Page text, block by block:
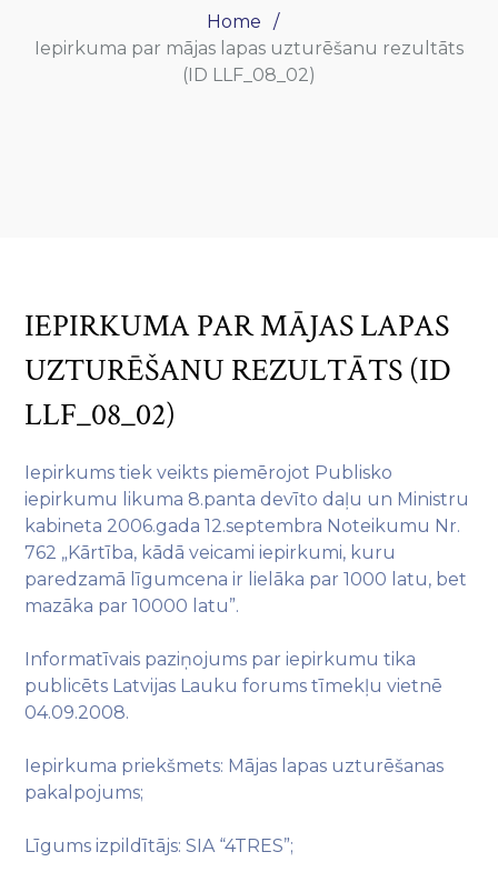
Home
Iepirkuma par mājas lapas uzturēšanu rezultāts
(ID LLF_08_02)
IEPIRKUMA PAR MĀJAS LAPAS
UZTURĒŠANU REZULTĀTS (ID
LLF_08_02)
Iepirkums tiek veikts piemērojot Publisko
iepirkumu likuma 8.panta devīto daļu un Ministru
kabineta 2006.gada 12.septembra Noteikumu Nr.
762 „Kārtība, kādā veicami iepirkumi, kuru
paredzamā līgumcena ir lielāka par 1000 latu, bet
mazāka par 10000 latu”.
Informatīvais paziņojums par iepirkumu tika
publicēts Latvijas Lauku forums tīmekļu vietnē
04.09.2008.
Iepirkuma priekšmets: Mājas lapas uzturēšanas
pakalpojums;
Līgums izpildītājs: SIA “4TRES”;